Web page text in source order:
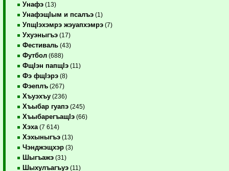
Унафэ (13)
УнафэщIым и псалъэ (1)
УпщIэхэмрэ жэуапхэмрэ (7)
Ухуэныгъэ (17)
Фестиваль (43)
Футбол (688)
ФщIэн папщIэ (11)
Фэ фщIэрэ (8)
Фэеплъ (267)
Хъуэхъу (236)
Хъыбар гуапэ (245)
ХъыбарегъащIэ (66)
Хэха (7 614)
Хэхыныгъэ (13)
Чэнджэщхэр (3)
Шыгъажэ (31)
Шыхулъагъуэ (11)